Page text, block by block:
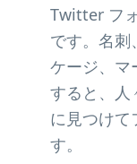
Twitter フ
です。名刺
ケージ、マ
すると、
に見つけて
す。